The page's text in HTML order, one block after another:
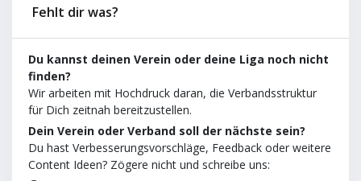
Fehlt dir was?
Du kannst deinen Verein oder deine Liga noch nicht
finden?
Wir arbeiten mit Hochdruck daran, die Verbandsstruktur
für Dich zeitnah bereitzustellen.
Dein Verein oder Verband soll der nächste sein?
Du hast Verbesserungsvorschläge, Feedback oder weitere
Content Ideen? Zögere nicht und schreibe uns: